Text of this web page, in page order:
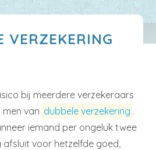
VERZEKERING
bij meerdere verzekeraars
men van dubbele verzekering .
iemand per ongeluk twee
afsluit voor hetzelfde goed,